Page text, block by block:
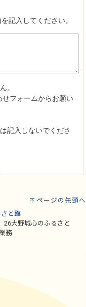
ページの先頭へ
と館
26大野城心のふるさと
務